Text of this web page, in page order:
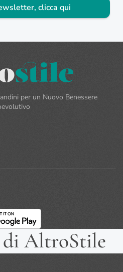
clicca qui
per un Nuovo Benessere
AltroStile